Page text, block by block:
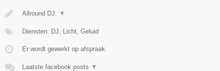
Allround DJ: ▼
Diensten: DJ, Licht, Geluid
Er wordt gewerkt op afspraak.
Laatste facebook posts ▼